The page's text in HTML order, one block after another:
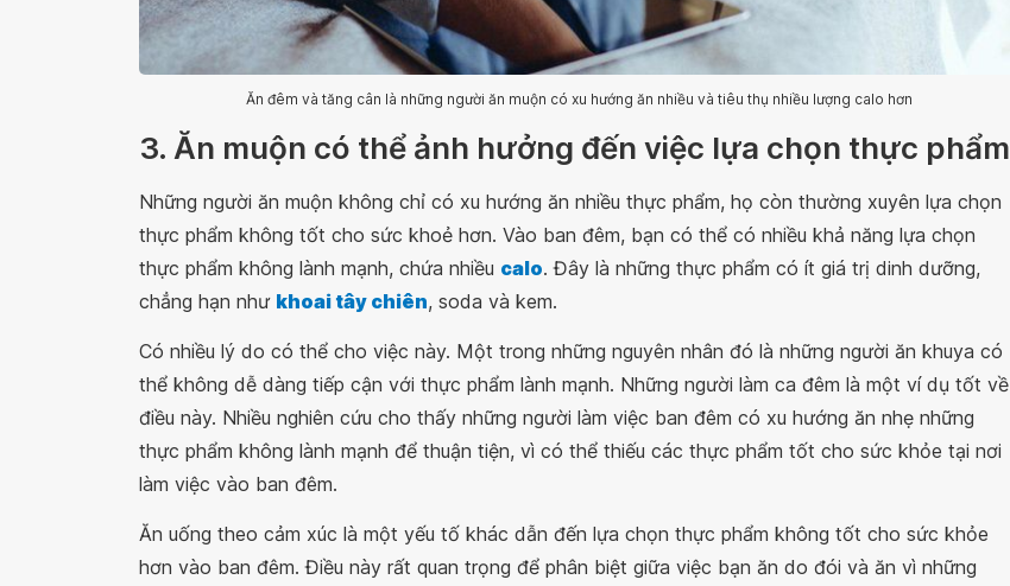
Ăn đêm và tăng cân là những người ăn muộn có xu hướng ăn nhiều và tiêu thụ nhiều lượng calo hơn
3. Ăn muộn có thể ảnh hưởng đến việc lựa chọn thực phẩm
Những người ăn muộn không chỉ có xu hướng ăn nhiều thực phẩm, họ còn thường xuyên lựa chọn
thực phẩm không tốt cho sức khoẻ hơn. Vào ban đêm, bạn có thể có nhiều khả năng lựa chọn
thực phẩm không lành mạnh, chứa nhiều calo. Đây là những thực phẩm có ít giá trị dinh dưỡng,
chẳng hạn như khoai tây chiên, soda và kem.
Có nhiều lý do có thể cho việc này. Một trong những nguyên nhân đó là những người ăn khuya có
thể không dễ dàng tiếp cận với thực phẩm lành mạnh. Những người làm ca đêm là một ví dụ tốt về
điều này. Nhiều nghiên cứu cho thấy những người làm việc ban đêm có xu hướng ăn nhẹ những
thực phẩm không lành mạnh để thuận tiện, vì có thể thiếu các thực phẩm tốt cho sức khỏe tại nơi
làm việc vào ban đêm.
Ăn uống theo cảm xúc là một yếu tố khác dẫn đến lựa chọn thực phẩm không tốt cho sức khỏe
hơn vào ban đêm. Điều này rất quan trọng để phân biệt giữa việc bạn ăn do đói và ăn vì những